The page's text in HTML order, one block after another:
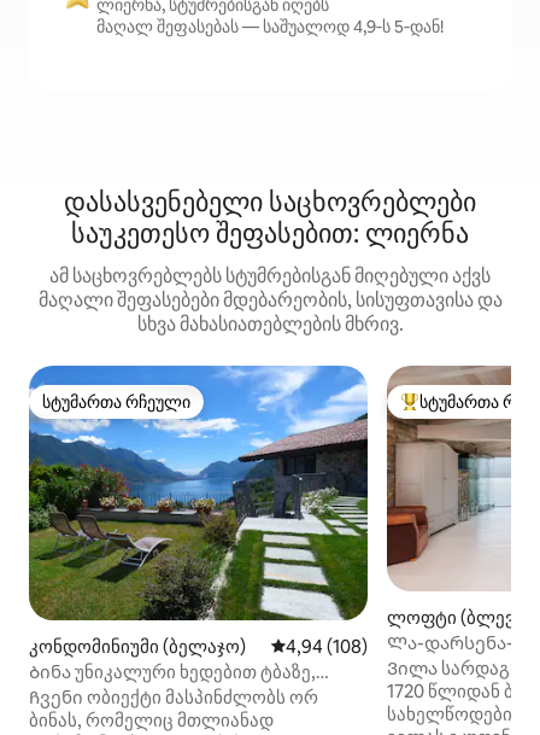
ლიერნა, სტუმრებისგან იღებს
მაღალ შეფასებას — საშუალოდ 4,9‑ს 5‑დან!
დასასვენებელი საცხოვრებლები
საუკეთესო შეფასებით: ლიერნა
ამ საცხოვრებლებს სტუმრებისგან მიღებული აქვს
მაღალი შეფასებები მდებარეობის, სისუფთავისა და
სხვა მახასიათებლების მხრივ.
სტუმართა რჩეული
სტუმართა რჩეული
კონდომინიუმი (ბელაჯო) საშუალო შეფასებაა 5‑დან
4,94 (108)
Ბინა უნიკალური ხედებით ტბაზე,
ბაღით, პარკინგით
Ჩვენი ობიექტი მასპინძლობს ორ
ბინას, რომელიც მთლიანად
სტუმართა
სტუმართა
ლოფტი
Ლა-დარსენა-
Ვილა
1720 წლიდან
სახელწოდების